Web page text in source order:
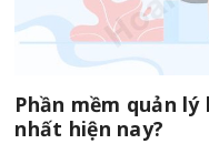
Phần mềm quản
nhất hiện nay?